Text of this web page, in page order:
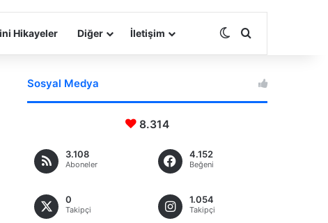
Hikayeler Diğer İletişim Dış görünümü
Sosyal Medya
8.314
3.108
Aboneler
4.152
Beğeni
0
Takipçi
1.054
Takipçi